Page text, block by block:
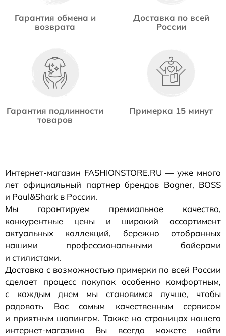
Гарантия обмена и
возврата
Доставка по всей
России
Гарантия подлинности
товаров
Примерка 15 минут
Интернет-магазин FASHIONSTORE.RU — уже много
лет официальный партнер брендов Bogner, BOSS
и Paul&Shark в России.
Мы гарантируем премиальное качество,
конкурентные цены и широкий ассортимент
актуальных коллекций, бережно отобранных
нашими профессиональными байерами
и стилистами.
Доставка с возможностью примерки по всей России
сделает процесс покупок особенно комфортным,
с каждым днем мы становимся лучше, чтобы
радовать Вас самым качественным сервисом
и приятным шопингом. Также на страницах нашего
интернет-магазина Вы всегда можете найти